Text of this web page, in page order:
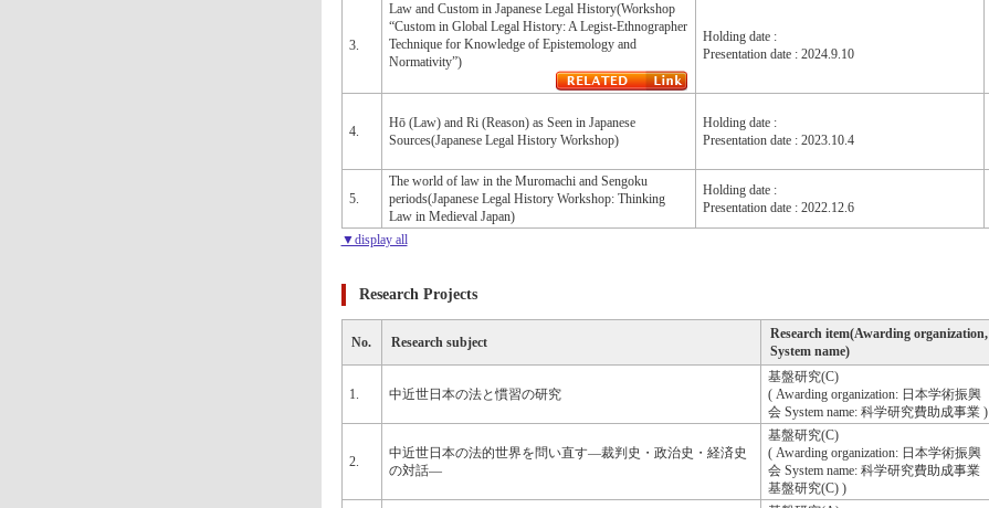
3.
Law and Custom in Japanese Legal History(Workshop
“Custom in Global Legal History: A Legist-Ethnographer
Technique for Knowledge of Epistemology and
Normativity”)
Holding date :
Presentation date : 2024.9.10
4.
Hō (Law) and Ri (Reason) as Seen in Japanese
Sources(Japanese Legal History Workshop)
Holding date :
Presentation date : 2023.10.4
5.
The world of law in the Muromachi and Sengoku
periods(Japanese Legal History Workshop: Thinking
Law in Medieval Japan)
Holding date :
Presentation date : 2022.12.6
▼display all
Research Projects
No. Research subject
Research item(Awarding organization,
System name)
1. 中近世日本の法と慣習の研究
基盤研究(C)
( Awarding organization: 日本学術振興
会 System name: 科学研究費助成事業 )
2.
中近世日本の法的世界を問い直す―裁判史・政治史・経済史
の対話―
基盤研究(C)
( Awarding organization: 日本学術振興
会 System name: 科学研究費助成事業
基盤研究(C) )